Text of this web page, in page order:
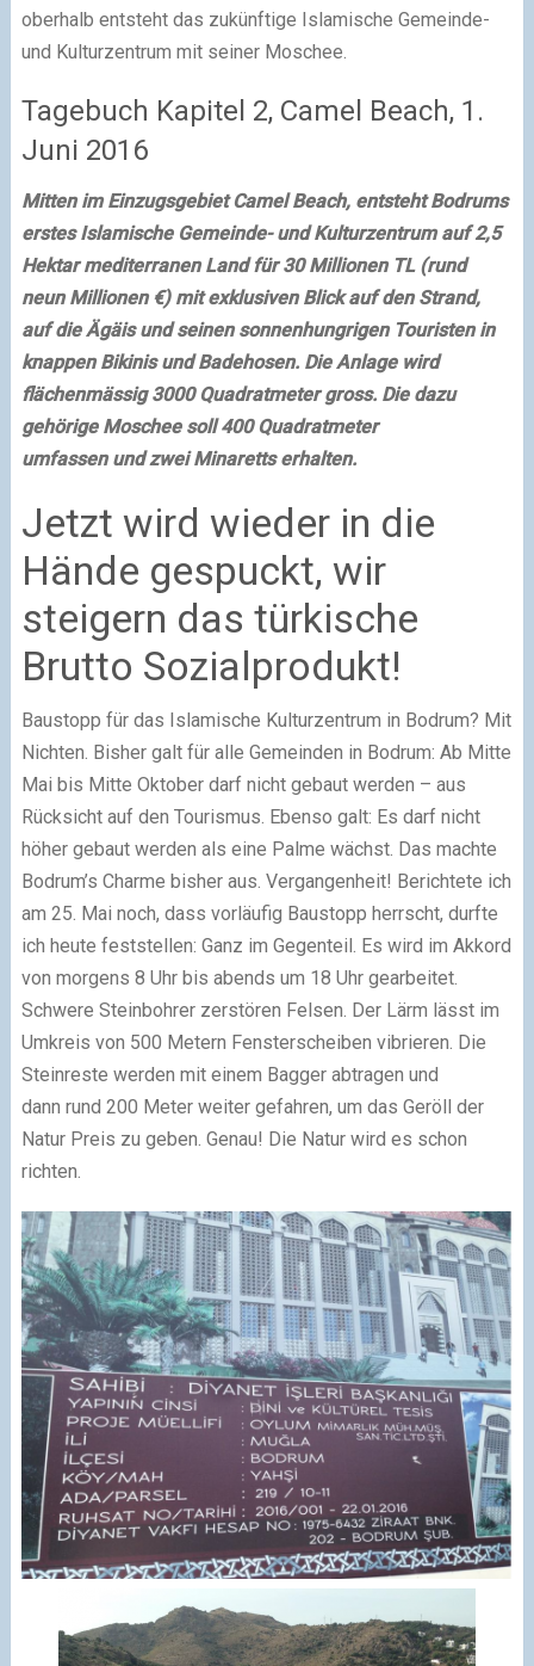
oberhalb entsteht das zukünftige Islamische Gemeinde-
und Kulturzentrum mit seiner Moschee.
Tagebuch Kapitel 2, Camel Beach, 1.
Juni 2016
Mitten im Einzugsgebiet Camel Beach, entsteht Bodrums
erstes Islamische Gemeinde- und Kulturzentrum auf 2,5
Hektar mediterranen Land für 30 Millionen TL (rund
neun Millionen €) mit exklusiven Blick auf den Strand,
auf die Ägäis und seinen sonnenhungrigen Touristen in
knappen Bikinis und Badehosen. Die Anlage wird
flächenmässig 3000 Quadratmeter gross. Die dazu
gehörige Moschee soll 400 Quadratmeter
umfassen und zwei Minaretts erhalten.
Jetzt wird wieder in die
Hände gespuckt, wir
steigern das türkische
Brutto Sozialprodukt!
Baustopp für das Islamische Kulturzentrum in Bodrum? Mit
Nichten. Bisher galt für alle Gemeinden in Bodrum: Ab Mitte
Mai bis Mitte Oktober darf nicht gebaut werden – aus
Rücksicht auf den Tourismus. Ebenso galt: Es darf nicht
höher gebaut werden als eine Palme wächst. Das machte
Bodrum’s Charme bisher aus. Vergangenheit! Berichtete ich
am 25. Mai noch, dass vorläufig Baustopp herrscht, durfte
ich heute feststellen: Ganz im Gegenteil. Es wird im Akkord
von morgens 8 Uhr bis abends um 18 Uhr gearbeitet.
Schwere Steinbohrer zerstören Felsen. Der Lärm lässt im
Umkreis von 500 Metern Fensterscheiben vibrieren. Die
Steinreste werden mit einem Bagger abtragen und
dann rund 200 Meter weiter gefahren, um das Geröll der
Natur Preis zu geben. Genau! Die Natur wird es schon
richten.